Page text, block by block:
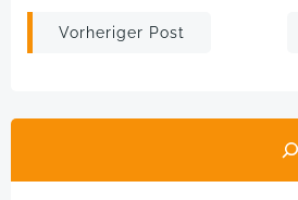
Post
Vorheriger Post
Suchen